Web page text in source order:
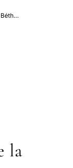
Béth…
la